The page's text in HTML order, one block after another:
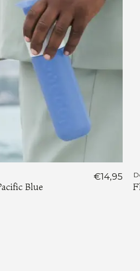
Blue
€14,95